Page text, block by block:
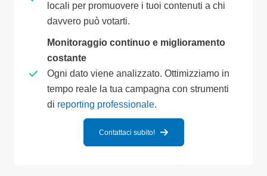
locali per promuovere i tuoi contenuti a chi
davvero può votarti.
Monitoraggio continuo e miglioramento
costante
Ogni dato viene analizzato. Ottimizziamo in
tempo reale la tua campagna con strumenti
di reporting professionale.
Contattaci subito!